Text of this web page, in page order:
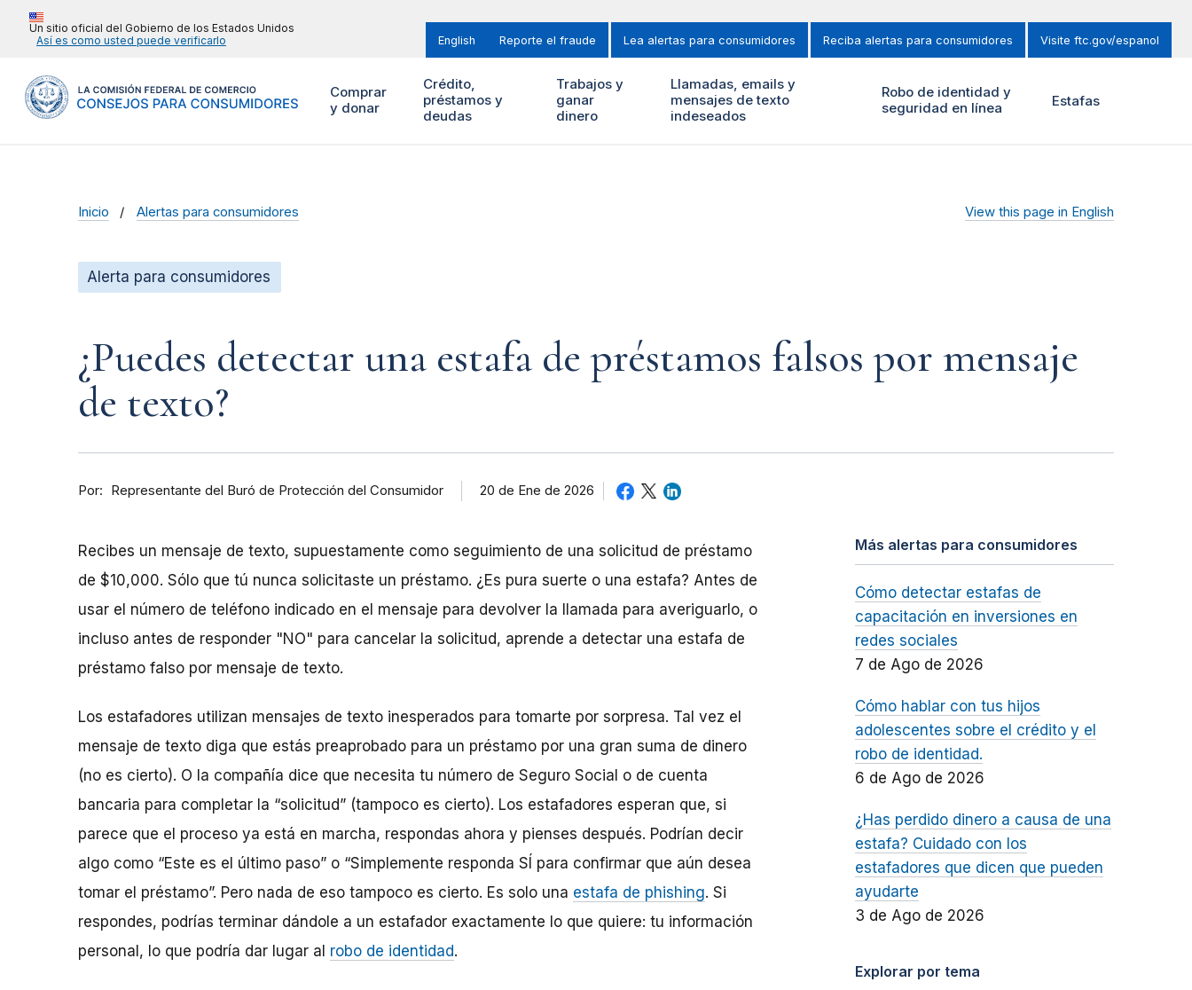
Un sitio oficial del Gobierno de los Estados Unidos
Así es como usted puede verificarlo
English Reporte el fraude Lea alertas para consumidores Reciba alertas para consumidores Visite ftc.gov/espanol
Comprar
y donar
Crédito,
préstamos y
deudas
Trabajos y
ganar
dinero
Llamadas, emails y
mensajes de texto
indeseados
Robo de identidad y
seguridad en línea
Estafas
Inicio Alertas para consumidores View this page in English
Alerta para consumidores
¿Puedes detectar una estafa de préstamos falsos por mensaje
de texto?
Por Representante del Buró de Protección del Consumidor 20 de Ene de 2026
Recibes un mensaje de texto, supuestamente como seguimiento de una solicitud de préstamo
de $10,000. Sólo que tú nunca solicitaste un préstamo. ¿Es pura suerte o una estafa? Antes de
usar el número de teléfono indicado en el mensaje para devolver la llamada para averiguarlo, o
incluso antes de responder "NO" para cancelar la solicitud, aprende a detectar una estafa de
préstamo falso por mensaje de texto.
Los estafadores utilizan mensajes de texto inesperados para tomarte por sorpresa. Tal vez el
mensaje de texto diga que estás preaprobado para un préstamo por una gran suma de dinero
(no es cierto). O la compañía dice que necesita tu número de Seguro Social o de cuenta
bancaria para completar la “solicitud” (tampoco es cierto). Los estafadores esperan que, si
parece que el proceso ya está en marcha, respondas ahora y pienses después. Podrían decir
algo como “Este es el último paso” o “Simplemente responda SÍ para confirmar que aún desea
tomar el préstamo”. Pero nada de eso tampoco es cierto. Es solo una estafa de phishing. Si
respondes, podrías terminar dándole a un estafador exactamente lo que quiere: tu información
personal, lo que podría dar lugar al robo de identidad.
Más alertas para consumidores
Cómo detectar estafas de
capacitación en inversiones en
redes sociales
7 de Ago de 2026
Cómo hablar con tus hijos
adolescentes sobre el crédito y el
robo de identidad.
6 de Ago de 2026
¿Has perdido dinero a causa de una
estafa? Cuidado con los
estafadores que dicen que pueden
ayudarte
3 de Ago de 2026
Explorar por tema